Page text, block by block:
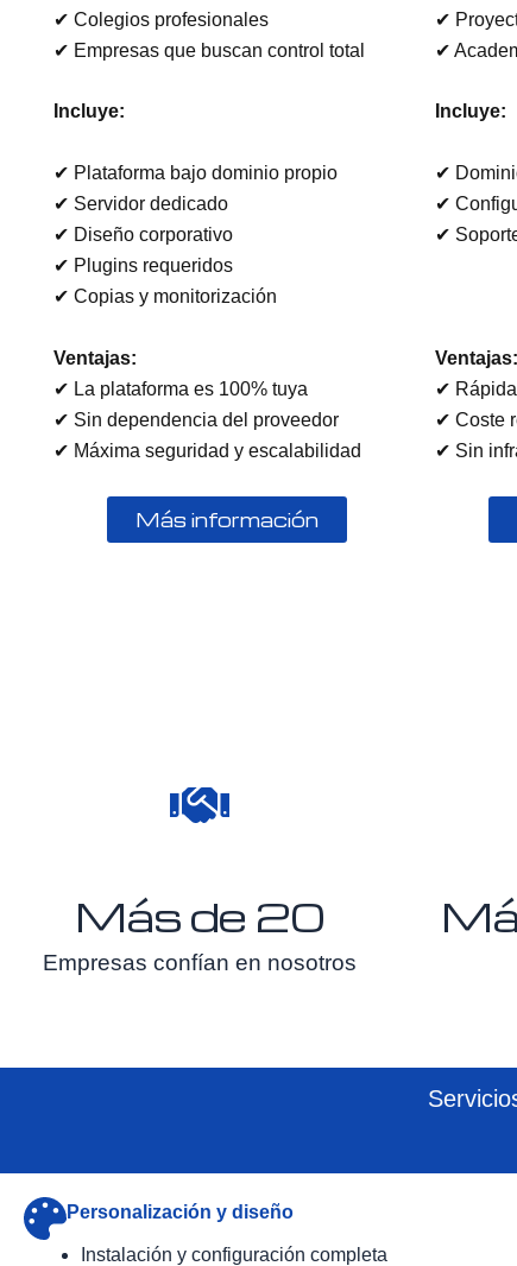
✔ Colegios profesionales
✔ Empresas que buscan control total
Incluye:
✔ Plataforma bajo dominio propio
✔ Servidor dedicado
✔ Diseño corporativo
✔ Plugins requeridos
✔ Copias y monitorización
Ventajas:
✔ La plataforma es 100% tuya
✔ Sin dependencia del proveedor
✔ Máxima seguridad y escalabilidad
Más información
✔
✔
Incluye:
✔
✔
✔
Ventajas:
✔
✔ Coste
✔ Sin
Empresas confían en nosotros
Más de 20
Personalización y diseño
Instalación y configuración completa